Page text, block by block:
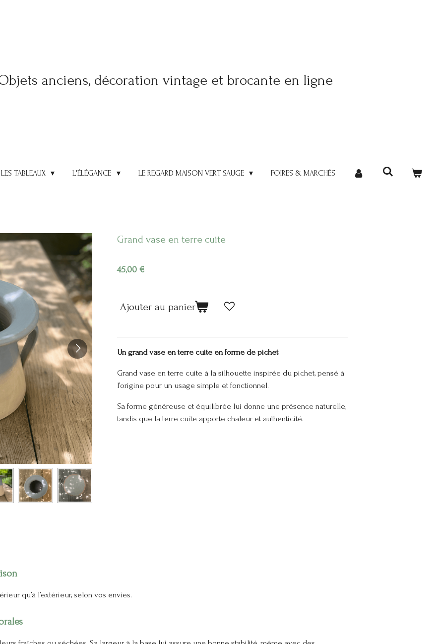
anciens, décoration vintage et brocante en ligne
LES TABLEAUX L'ÉLÉGANCE LE REGARD MAISON VERT SAUGE FOIRES & MARCHÉS
Grand vase en terre cuite
45,00 €
Ajouter au panier
Un grand vase en terre cuite en forme de pichet
Grand vase en terre cuite à la silhouette inspirée du pichet, pensé à
l’origine pour un usage simple et fonctionnel.
Sa forme généreuse et équilibrée lui donne une présence naturelle,
tandis que la terre cuite apporte chaleur et authenticité.
qu’à l’extérieur, selon vos envies.